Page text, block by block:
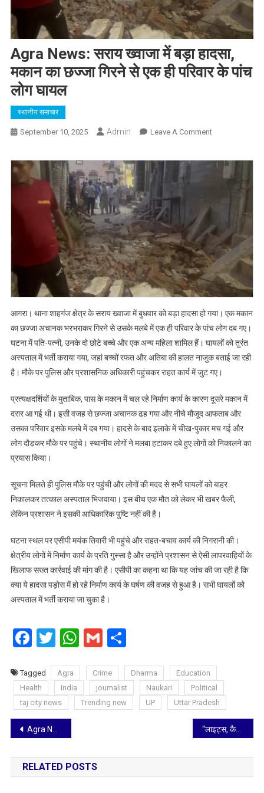
Agra News: सराय ख्वाजा में बड़ा हादसा,
मकान का छज्जा गिरने से एक ही परिवार के पांच
लोग घायल
स्थानीय समाचार
September 10, 2025 Admin Leave A CommentOn
News:
हादसा,
मकान
का
गिरने
से
के
पांच
लोग
आगरा। थाना शाहगंज क्षेत्र के सराय ख्वाजा में बुधवार को बड़ा हादसा हो गया। एक मकान
का छज्जा अचानक भरभराकर गिरने से उसके मलबे में एक ही परिवार के पांच लोग दब गए।
घटना में पति-पत्नी, उनके दो छोटे बच्चे और एक अन्य महिला शामिल हैं। घायलों को तुरंत
अस्पताल में भर्ती कराया गया, जहां बच्चों रफत और अतिबा की हालत नाजुक बताई जा रही
है। मौके पर पुलिस और प्रशासनिक अधिकारी पहुंचकर राहत कार्य में जुट गए।
प्रत्यक्षदर्शियों के मुताबिक, पास के मकान में चल रहे निर्माण कार्य के कारण दूसरे मकान में
दरार आ गई थी। इसी वजह से छज्जा अचानक ढह गया और नीचे मौजूद आफताब और
उसका परिवार इसके मलबे में दब गया। हादसे के बाद इलाके में चीख-पुकार मच गई और
लोग दौड़कर मौके पर पहुंचे। स्थानीय लोगों ने मलबा हटाकर दबे हुए लोगों को निकालने का
प्रयास किया।
सूचना मिलते ही पुलिस मौके पर पहुंची और लोगों की मदद से सभी घायलों को बाहर
निकालकर तत्काल अस्पताल भिजवाया। इस बीच एक मौत को लेकर भी खबर फैली,
लेकिन प्रशासन ने इसकी आधिकारिक पुष्टि नहीं की है।
घटना स्थल पर एसीपी मयंक तिवारी भी पहुंचे और राहत-बचाव कार्य की निगरानी की।
क्षेत्रीय लोगों में निर्माण कार्य के प्रति गुस्सा है और उन्होंने प्रशासन से ऐसी लापरवाहियों के
खिलाफ सख्त कार्रवाई की मांग की है। एसीपी का कहना था कि यह जांच की जा रही है कि
क्या ये हादसा पड़ोस में हो रहे निर्माण कार्य के घर्षण की वजह से हुआ है। सभी घायलों को
अस्पताल में भर्ती कराया जा चुका है।
Facebook
Twitter
WhatsApp
GmailShare
Tagged Agra Crime Dharma
Education
Health
India journalist Naukari
Political
taj city news
Trending new UP Uttar Pradesh
Post
navigation
Agra News: युवती ने दोस्ती के बहाने होटल बुलाकर युवक को बेहोश कर बनाया आपत्तिजनक वीडियो, ब्लैकमेलिंग गैंग का एक आरोपी गिरफ्तार “लाइट्स, कैमरा, डेकोर”- दीपिका पादुकोण का शानदार स्क्रीन रिटर्न
RELATED POSTS